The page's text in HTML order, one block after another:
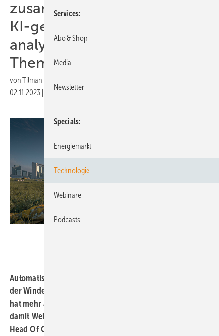
zusammenführen und durch
KI-gestützte Algorithmen
analysieren bleibt großes
Thema“
von Tilman Weber
02.11.2023
Druckvorschau
Automatisierungsspezialist Bachmann Electronic räumt
der Windenergie eine bedeutende Rolle ein: Bachmann
hat mehr als 140.000 Windanlagen automatisiert und ist
damit Weltmarktführer. Ein Gespräch mit Stephan Unger,
Head Of Corporate Communications, über aktuelle
Services
Abo & Shop
Media
Newsletter
Specials
Energiemarkt
Technologie
Webinare
Podcasts